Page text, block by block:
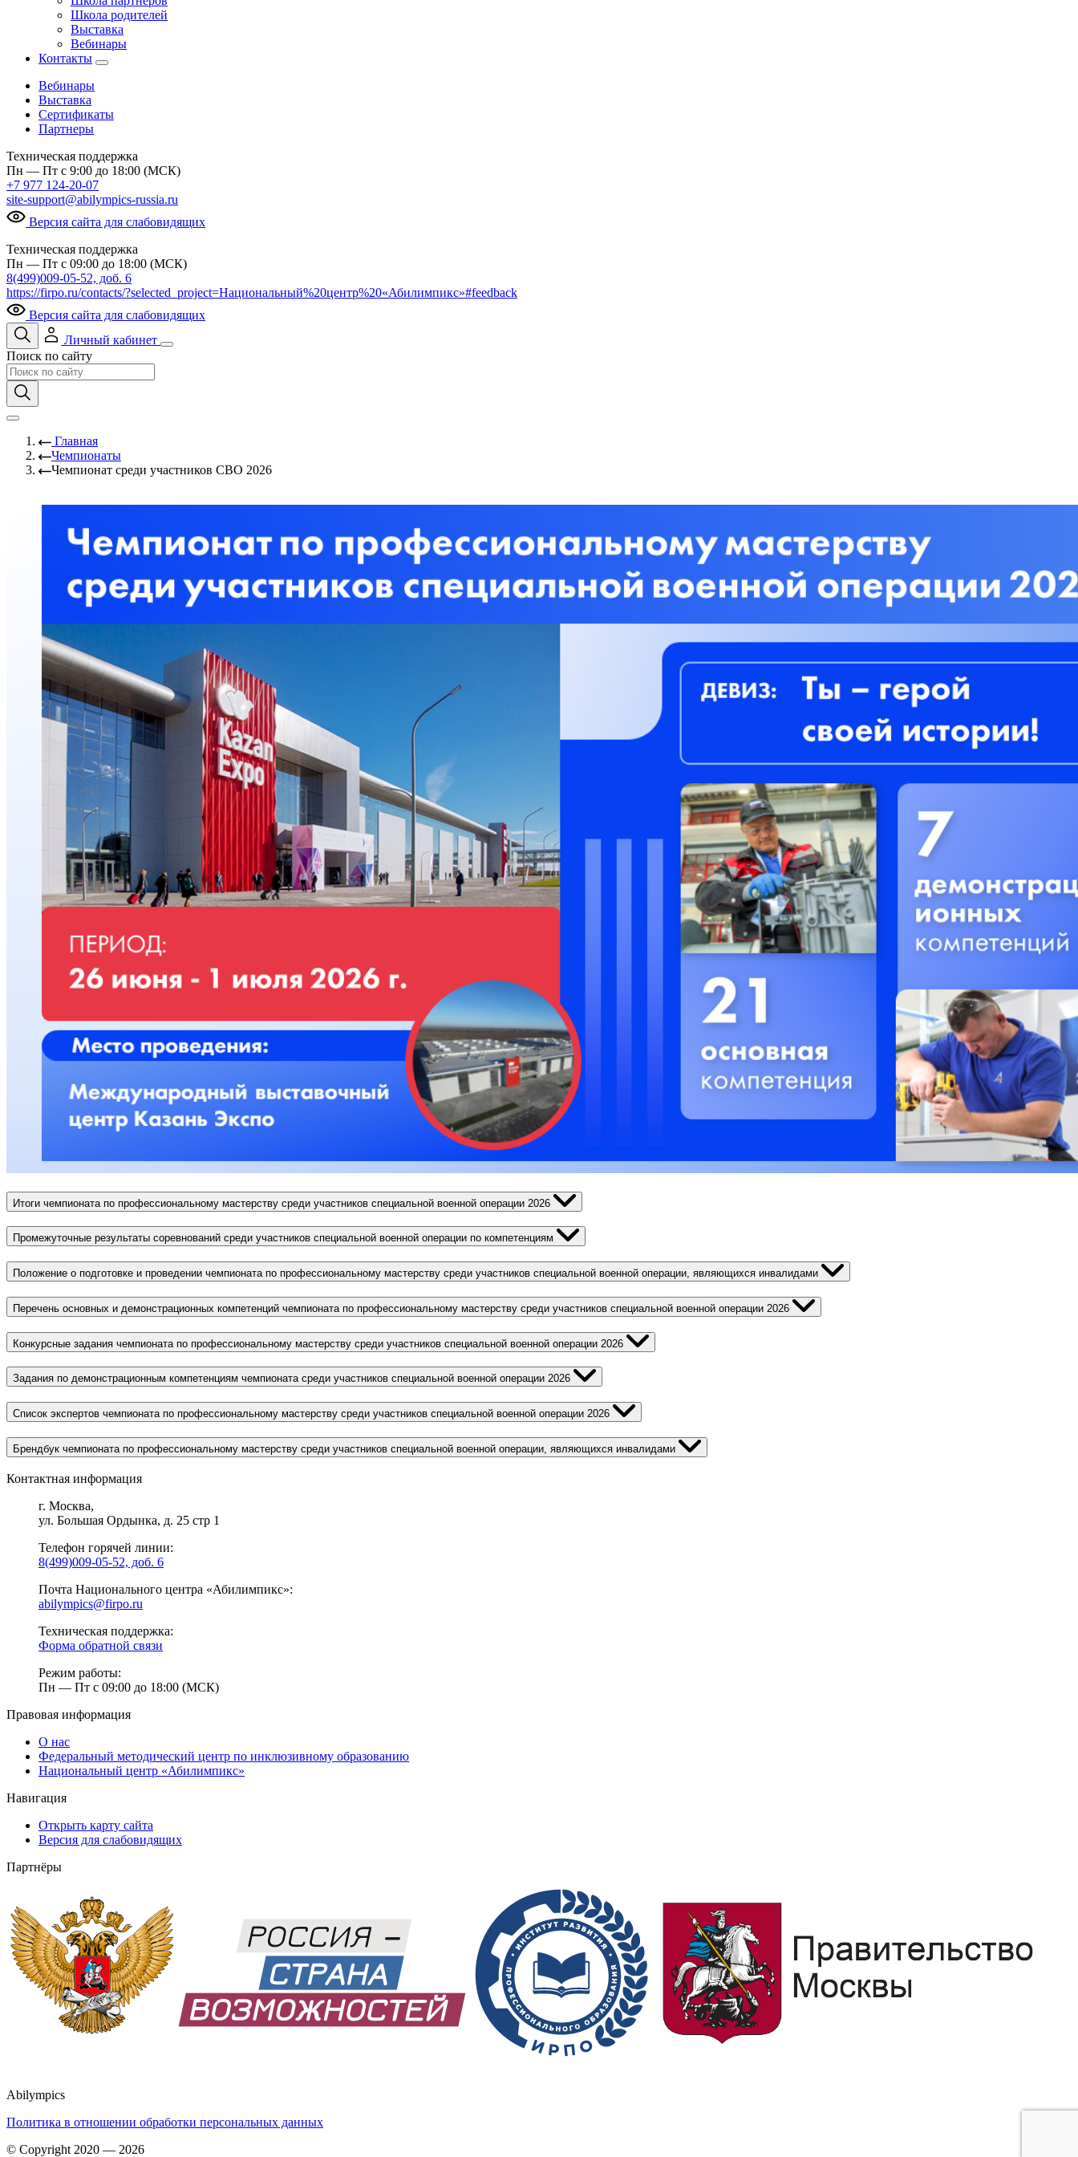
Школа родителей
Выставка
Вебинары
Контакты
Вебинары
Выставка
Сертификаты
Партнеры
Техническая поддержка
Пн — Пт с 9:00 до 18:00 (МСК)
+7 977 124-20-07
site-support@abilympics-russia.ru
Версия сайта для слабовидящих
Техническая поддержка
Пн — Пт с 09:00 до 18:00 (МСК)
8(499)009-05-52, доб. 6
https://firpo.ru/contacts/?selected_project=Национальный%20центр%20«Абилимпикс»#feedback
Версия сайта для слабовидящих
Личный кабинет
Поиск по сайту
Главная
Чемпионаты
Чемпионат среди участников СВО 2026
Итоги чемпионата по профессиональному мастерству среди участников специальной военной операции 2026
Промежуточные результаты соревнований среди участников специальной военной операции по компетенциям
Положение о подготовке и проведении чемпионата по профессиональному мастерству среди участников специальной военной операции, являющихся инвалидами
Перечень основных и демонстрационных компетенций чемпионата по профессиональному мастерству среди участников специальной военной операции 2026
Конкурсные задания чемпионата по профессиональному мастерству среди участников специальной военной операции 2026
Задания по демонстрационным компетенциям чемпионата среди участников специальной военной операции 2026
Список экспертов чемпионата по профессиональному мастерству среди участников специальной военной операции 2026
Брендбук чемпионата по профессиональному мастерству среди участников специальной военной операции, являющихся инвалидами
Контактная информация
г. Москва,
ул. Большая Ордынка, д. 25 стр 1
Телефон горячей линии:
8(499)009-05-52, доб. 6
Почта Национального центра «Абилимпикс»:
abilympics@firpo.ru
Техническая поддержка:
Форма обратной связи
Режим работы:
Пн — Пт с 09:00 до 18:00 (МСК)
Правовая информация
О нас
Федеральный методический центр по инклюзивному образованию
Национальный центр «Абилимпикс»
Навигация
Открыть карту сайта
Версия для слабовидящих
Партнёры
Abilympics
Политика в отношении обработки персональных данных
© Copyright 2020 — 2026